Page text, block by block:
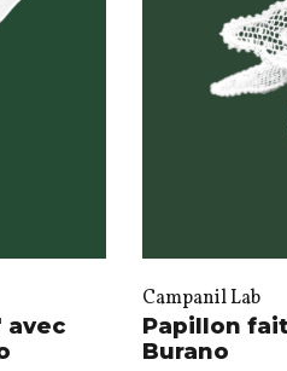
avec
Campanil Lab
Papillon
Burano